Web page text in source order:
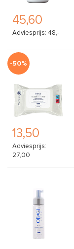
45,60
Adviesprijs: 48,-
-50%
13,50
Adviesprijs:
27,00